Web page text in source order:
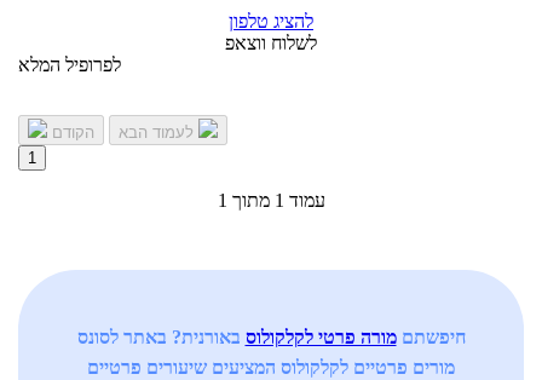
להציג טלפון
לשלוח ווצאפ
לפרופיל המלא
הקודם
1
עמוד 1 מתוך 1
חיפשתםמורה פרטי לקלקולוס באורנית? באתר לסונס
מורים פרטיים לקלקולוס המציעים שיעורים פרטיים